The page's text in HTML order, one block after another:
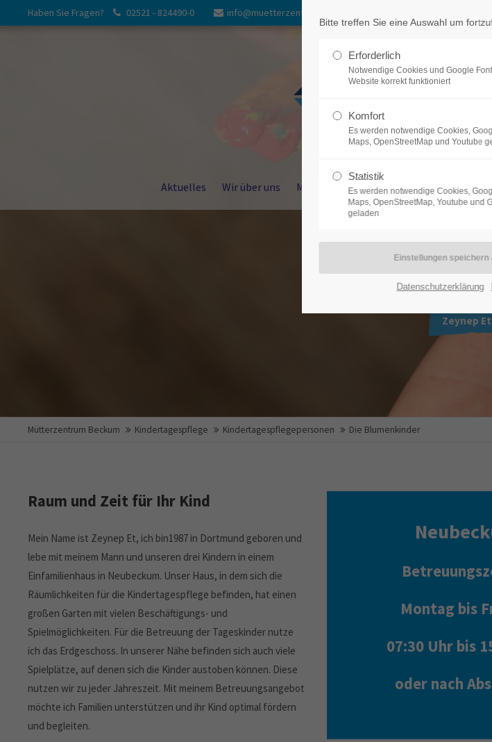
Lorem ipsum dolor sit amet:
24h
Haben Sie Fragen? 02521 - 824490-0 info@muetterzentrum-beckum.de
Aktuelles Wir über uns Mehrgenerationenhaus Jugend- und
Die
Zeynep Et
Mütterzentrum Beckum Kindertagespflege Kindertagespflegepersonen Die Blumenkinder
Raum und Zeit für Ihr Kind
Mein Name ist Zeynep Et, ich bin1987 in Dortmund geboren und
lebe mit meinem Mann und unseren drei Kindern in einem
Einfamilienhaus in Neubeckum. Unser Haus, in dem sich die
Räumlichkeiten für die Kindertagespflege befinden, hat einen
großen Garten mit vielen Beschäftigungs- und
Spielmöglichkeiten. Für die Betreuung der Tageskinder nutze
ich das Erdgeschoss. In unserer Nähe befinden sich auch viele
Spielplätze, auf denen sich die Kinder austoben können. Diese
nutzen wir zu jeder Jahreszeit. Mit meinem Betreuungsangebot
möchte ich Familien unterstützen und ihr Kind optimal fördern
und begleiten.
Montag bis
07:30 Uhr bis
oder nach
Bitte treffen Sie eine Auswahl um
Erforderlich
Notwendige Cookies und Google
Website korrekt funktioniert
Komfort
Es werden notwendige Cookies,
Maps, OpenStreetMap und Youtube
Statistik
Es werden notwendige Cookies,
Maps, OpenStreetMap, Youtube und
geladen
Datenschutzerklärung